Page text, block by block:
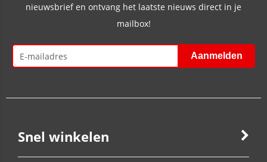
nieuwsbrief en ontvang het laatste nieuws direct in je
mailbox!
Snel winkelen